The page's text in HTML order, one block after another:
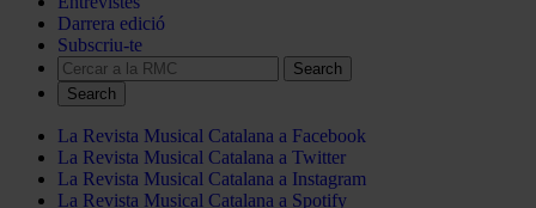
Darrera edició
Subscriu-te
Search
La Revista Musical Catalana a Facebook
La Revista Musical Catalana a Twitter
La Revista Musical Catalana a Instagram
La Revista Musical Catalana a Spotify